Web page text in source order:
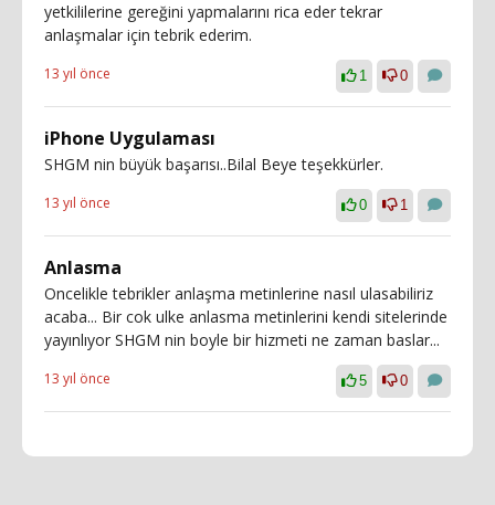
yetkililerine gereğini yapmalarını rica eder tekrar
anlaşmalar için tebrik ederim.
13 yıl önce 1 0
iPhone Uygulaması
SHGM nin büyük başarısı..Bilal Beye teşekkürler.
13 yıl önce 0 1
Anlasma
Oncelikle tebrikler anlaşma metinlerine nasıl ulasabiliriz
acaba... Bir cok ulke anlasma metinlerini kendi sitelerinde
yayınlıyor SHGM nin boyle bir hizmeti ne zaman baslar...
13 yıl önce 5 0